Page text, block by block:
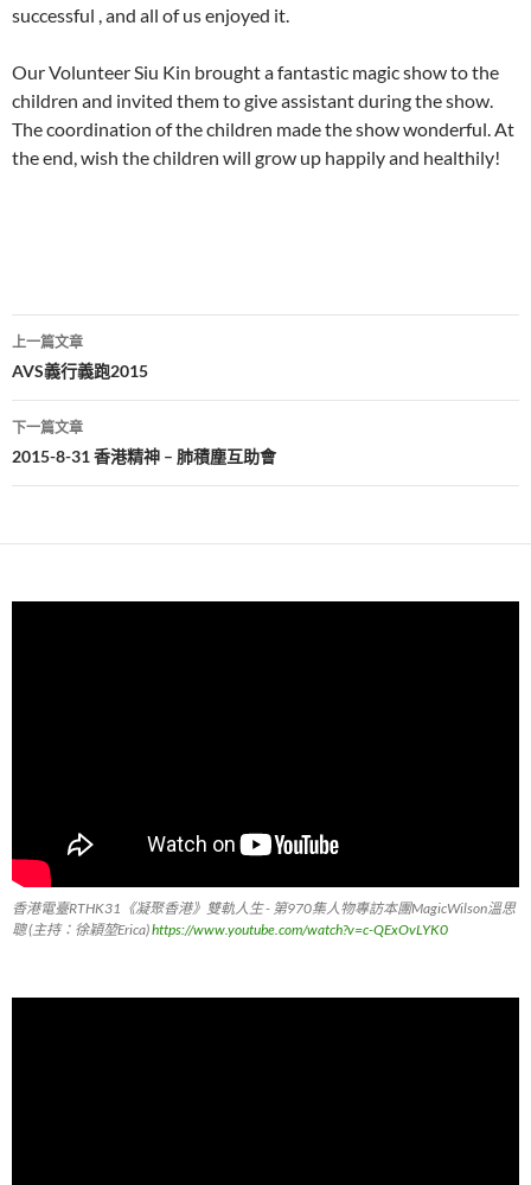
successful , and all of us enjoyed it.
Our Volunteer Siu Kin brought a fantastic magic show to the
children and invited them to give assistant during the show.
The coordination of the children made the show wonderful. At
the end, wish the children will grow up happily and healthily!
文
章
導
覽
上一篇文章
AVS義行義跑2015
下一篇文章
2015-8-31 香港精神 – 肺積塵互助會
香港電臺RTHK31《凝聚香港》雙軌人生 - 第970集人物專訪本團MagicWilson溫思
聰 (主持：徐穎堃Erica)https://www.youtube.com/watch?v=c-QExOvLYK0